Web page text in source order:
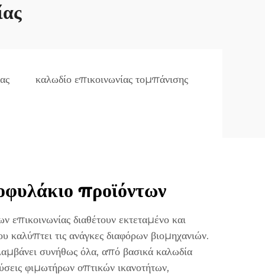
καλωδίο επικοινωνίας τομπάνισης
προϊόντων
επικοινωνίας διαθέτουν εκτεταμένο και
καλύπτει τις ανάγκες διαφόρων βιομηχανιών.
συνήθως όλα, από βασικά καλωδία
φιμωτήρων οπτικών ικανοτήτων,